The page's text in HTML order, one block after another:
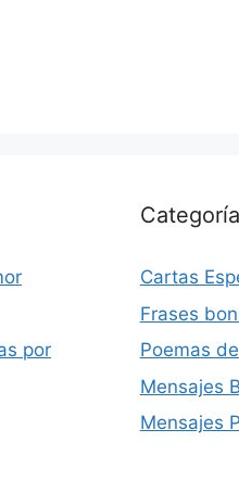
por
Cartas
Frases
Poemas
Mensajes
Mensajes